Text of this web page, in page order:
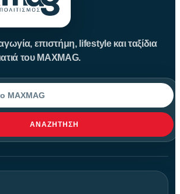
επιστήμη, lifestyle και ταξίδια
του MAXMAG.
ΑΝΑΖΉΤΗΣΗ